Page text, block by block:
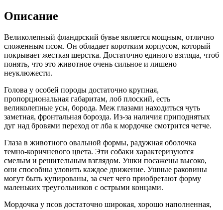
Описание
Великолепный фландрский бувье является мощным, отлично
сложенным псом. Он обладает коротким корпусом, который
покрывает жесткая шерстка. Достаточно единого взгляда, чтоб
понять, что это животное очень сильное и лишено
неуклюжести.
Голова у особей породы достаточно крупная,
пропорциональная габаритам, лоб плоский, есть
великолепные усы, борода. Меж глазами находиться чуть
заметная, фронтальная борозда. Из-за наличия приподнятых
дуг над бровями переход от лба к мордочке смотрится четче.
Глаза в животного овальной формы, радужная оболочка
темно-коричневого цвета. Эти собаки характеризуются
смелым и решительным взглядом. Ушки посажены высоко,
они способны уловить каждое движение. Ушные раковины
могут быть купированы, за счет чего приобретают форму
маленьких треугольников с острыми концами.
Мордочка у псов достаточно широкая, хорошо наполненная,